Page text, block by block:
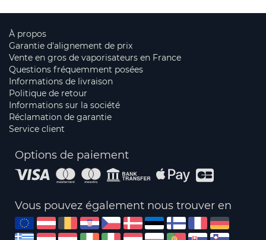
À propos
Garantie d'alignement de prix
Vente en gros de vaporisateurs en France
Questions fréquemment posées
Informations de livraison
Politique de retour
Informations sur la société
Réclamation de garantie
Service client
Options de paiement
Vous pouvez également nous trouver en